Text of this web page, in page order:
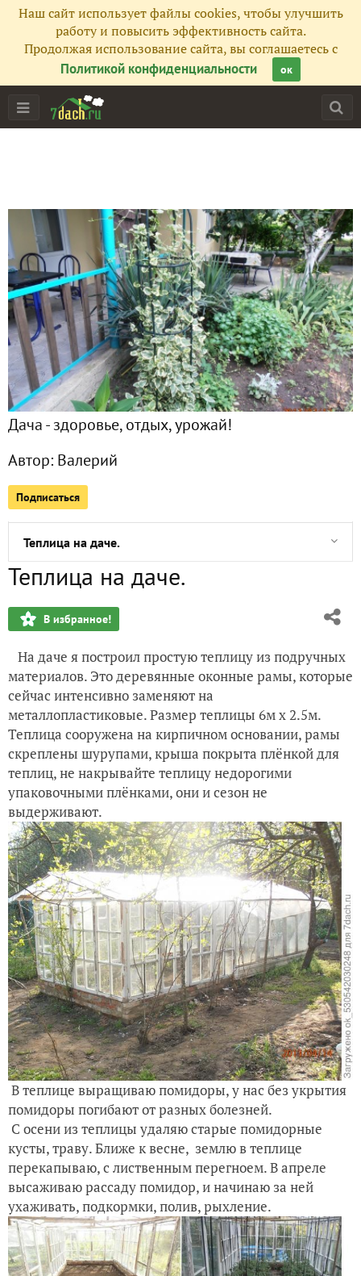
Наш сайт использует файлы cookies, чтобы улучшить
работу и повысить эффективность сайта.
Продолжая использование сайта, вы соглашаетесь с
Политикой конфиденциальности
ок
Дача - здоровье, отдых, урожай!
Автор: Валерий
Подписаться
Главная
Фото 375
Сейчас обсуждают
Баклажаны и перцы на даче.
Весна приближается. Природа пробуждается.
Рулет для дачи
Огурцы на даче
Бассейн на даче
Теплица на даче.
Поздравляю всех Татьян!
Кактусы вместо ёлки
Выращиваем веники
Моя жгучая слабость.
Хороша вишня в этом году
Теплица на даче.
В избранное!
На даче я построил простую теплицу из подручных
материалов. Это деревянные оконные рамы, которые
сейчас интенсивно заменяют на
металлопластиковые. Размер теплицы 6м х 2.5м.
Теплица сооружена на кирпичном основании, рамы
скреплены шурупами, крыша покрыта плёнкой для
теплиц, не накрывайте теплицу недорогими
упаковочными плёнками, они и сезон не
выдерживают.
В теплице выращиваю помидоры, у нас без укрытия
помидоры погибают от разных болезней.
С осени из теплицы удаляю старые помидорные
кусты, траву. Ближе к весне, землю в теплице
перекапываю, с лиственным перегноем. В апреле
высаживаю рассаду помидор, и начинаю за ней
ухаживать, подкормки, полив, рыхление.